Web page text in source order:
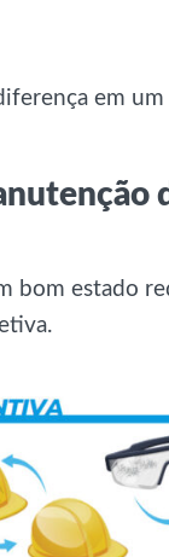
em
bom estado